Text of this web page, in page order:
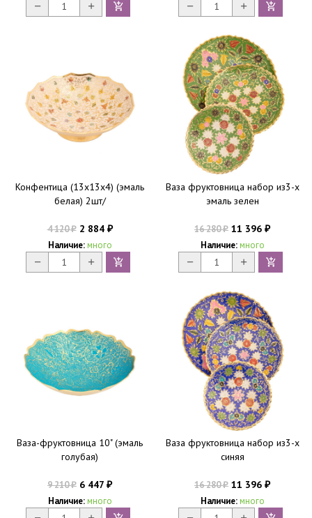
Конфентица (13х13х4) (эмаль
белая) 2шт/
4 120₽2 884 ₽
Наличие: много
Ваза фруктовница набор из3-х
эмаль зелен
16 280₽ 11 396 ₽
Наличие: много
Ваза-фруктовница 10" (эмаль
голубая)
9 210₽ 6 447 ₽
Наличие: много
Ваза фруктовница набор из3-х
синяя
16 280₽ 11 396 ₽
Наличие: много